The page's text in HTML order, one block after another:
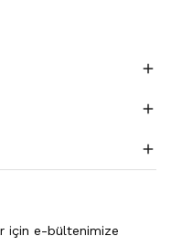
için e-bültenimize